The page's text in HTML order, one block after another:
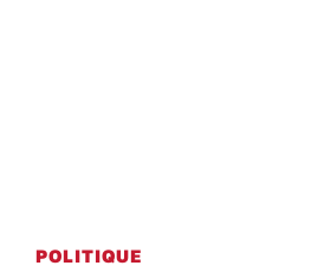
POLITIQUE